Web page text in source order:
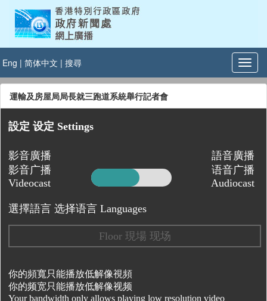
Eng | 简体中文 | 搜尋
運輸及房屋局局長就三跑道系統舉行記者會